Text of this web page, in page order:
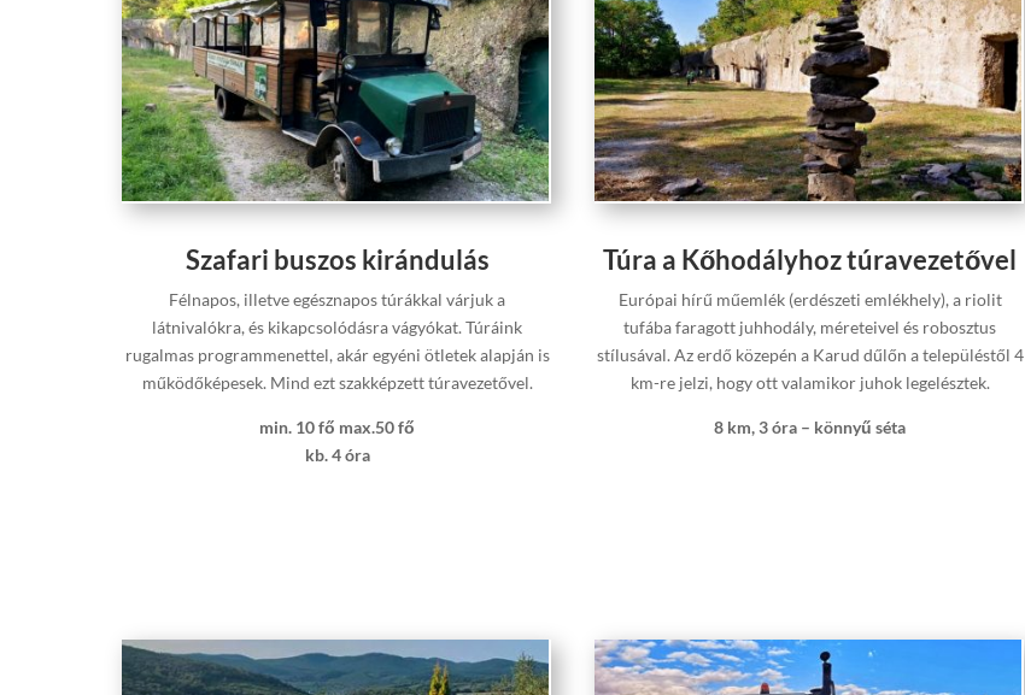
Szafari buszos kirándulás
Félnapos, illetve egésznapos túrákkal várjuk a
látnivalókra, és kikapcsolódásra vágyókat. Túráink
rugalmas programmenettel, akár egyéni ötletek alapján is
működőképesek. Mind ezt szakképzett túravezetővel.
min. 10 fő max.50 fő
kb. 4 óra
Túra a Kőhodályhoz túravezetővel
Európai hírű műemlék (erdészeti emlékhely), a riolit
tufába faragott juhhodály, méreteivel és robosztus
stílusával. Az erdő közepén a Karud dűlőn a településtől 4
km-re jelzi, hogy ott valamikor juhok legelésztek.
8 km, 3 óra – könnyű séta